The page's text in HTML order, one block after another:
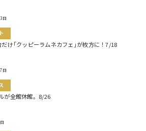
日
だけ｢クッピーラムネカフェ｣が枚方に！7/18
日
が全館休館。8/26